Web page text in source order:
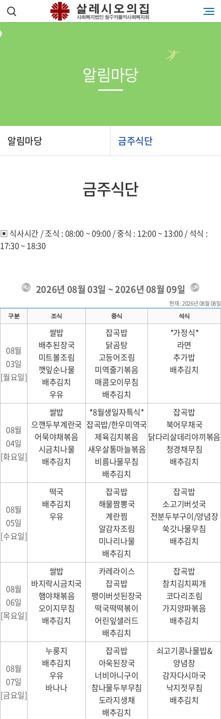
알림마당 금주식단
알림마당
금주식단
▣ 식사시간 /조식 : 08:00 ~ 09:00 / 중식 : 12:00 ~ 13:00 / 석식 :
17:30 ~ 18:30
2026년 08월 03일 ~ 2026년 08월 09일
현재 : 2026년 08월 08일
구분 조식 중식 석식
08월
03일
[월요일]
쌀밥
배추된장국
미트볼조림
깻잎순나물
배추김치
우유
잡곡밥
닭곰탕
고등어조림
미역줄기볶음
매콤오이무침
배추김치
*가정식*
라면
추가밥
배추김치
08월
04일
[화요일]
쌀밥
으깬두부계란국
어묵야채볶음
시금치나물
배추김치
*8월생일자특식*
잡곡밥/한우미역국
제육김치볶음
새우살통마늘볶음
비름나물무침
배추김치
잡곡밥
북어무채국
닭다리살데리야끼볶음
청경채무침
배추김치
08월
05일
[수요일]
떡국
배추김치
우유
잡곡밥
해물짬뽕국
계란찜
알감자조림
미나리나물
배추김치
잡곡밥
소고기버섯국
전분두부구이/양념장
쑥갓나물무침
배추김치
08월
06일
[목요일]
쌀밥
바지락시금치국
햄야채볶음
오이지무침
배추김치
카레라이스
잡곡밥
팽이버섯된장국
떡국떡떡볶이
어린잎샐러드
배추김치
잡곡밥
참치김치찌개
코다리조림
가지양파볶음
배추김치
08월
07일
[금요일]
누룽지
배추김치
우유
바나나
잡곡밥
아욱된장국
너비아니구이
참나물두부무침
도라지생채
배추김치
쇠고기콩나물밥&
양념장
감자다시마국
낙지젓무침
배추김치